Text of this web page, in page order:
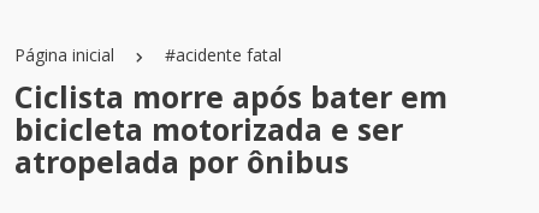
Página inicial #acidente fatal
Ciclista morre após bater em
bicicleta motorizada e ser
atropelada por ônibus